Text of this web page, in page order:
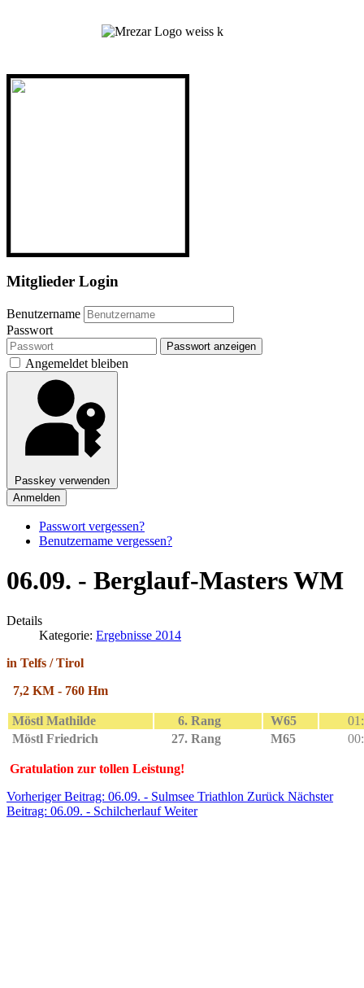
Mitglieder Login
Benutzername
Passwort
Passwort anzeigen
Angemeldet bleiben
Passkey verwenden
Anmelden
Passwort vergessen?
Benutzername vergessen?
06.09. - Berglauf-Masters WM
Details
Kategorie: Ergebnisse 2014
in Telfs / Tirol
7,2 KM - 760 Hm
Möstl Mathilde 6. Rang W65
Möstl Friedrich
27. Rang M65
Gratulation zur tollen Leistung!
Vorheriger Beitrag: 06.09. - Sulmsee Triathlon Zurück Nächster
Beitrag: 06.09. - SchilcherlaufWeiter